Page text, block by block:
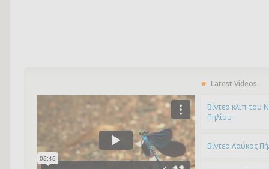
Latest Videos
Bίντεο κλιπ του
Πηλίου
Βίντεο Λαύκος